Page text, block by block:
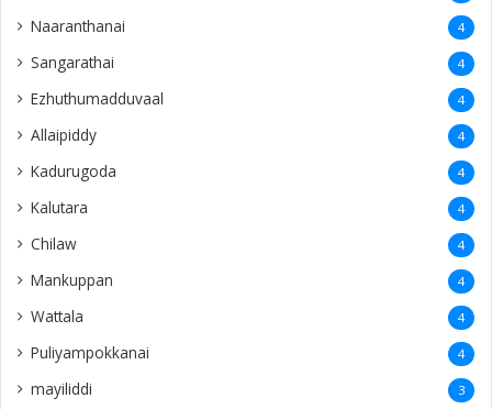
Naaranthanai
4
Sangarathai 4
Ezhuthumadduvaal 4
Allaipiddy 4
Kadurugoda 4
Kalutara 4
Chilaw 4
Mankuppan 4
Wattala 4
Puliyampokkanai 4
mayiliddi 3